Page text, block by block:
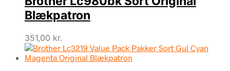
Blækpatron
351,00 kr.